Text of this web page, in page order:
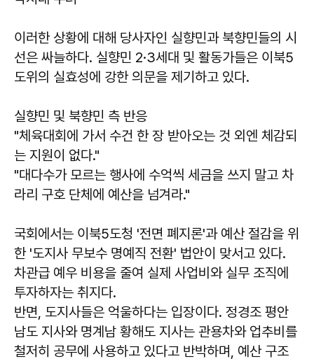
이러한 상황에 대해 당사자인 실향민과 북향민들의 시
선은 싸늘하다. 실향민 2·3세대 및 활동가들은 이북5
도위의 실효성에 강한 의문을 제기하고 있다.
실향민 및 북향민 측 반응
"체육대회에 가서 수건 한 장 받아오는 것 외엔 체감되
는 지원이 없다."
"대다수가 모르는 행사에 수억씩 세금을 쓰지 말고 차
라리 구호 단체에 예산을 넘겨라."
국회에서는 이북5도청 '전면 폐지론'과 예산 절감을 위
한 '도지사 무보수 명예직 전환' 법안이 맞서고 있다.
차관급 예우 비용을 줄여 실제 사업비와 실무 조직에
투자하자는 취지다.
반면, 도지사들은 억울하다는 입장이다. 정경조 평안
남도 지사와 명계남 황해도 지사는 관용차와 업추비를
철저히 공무에 사용하고 있다고 반박하며, 예산 구조